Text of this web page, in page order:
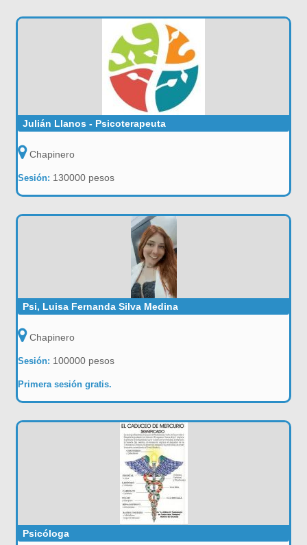
Julián Llanos - Psicoterapeuta
Chapinero
Sesión: 130000 pesos
Psi, Luisa Fernanda Silva Medina
Chapinero
Sesión: 100000 pesos
Primera sesión gratis.
Psicóloga